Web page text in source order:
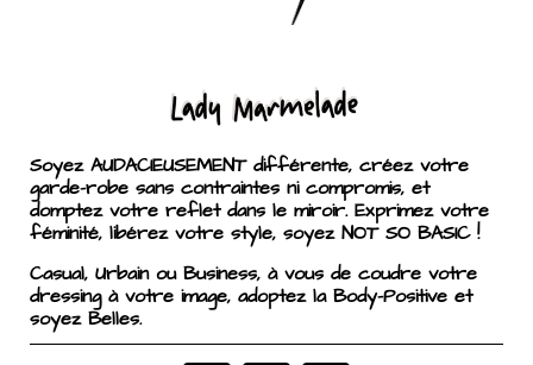
Soyez AUDACIEUSEMENT différente, créez votre
garde-robe sans contraintes ni compromis, et
domptez votre reflet dans le miroir. Exprimez votre
féminité, libérez votre style, soyez NOT SO BASIC !
Casual, Urbain ou Business, à vous de coudre votre
dressing à votre image, adoptez la Body-Positive et
soyez Belles.